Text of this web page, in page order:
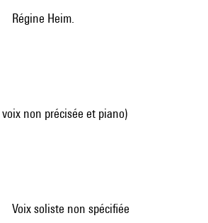
Régine Heim.
non précisée et piano)
voix soliste non spécifiée